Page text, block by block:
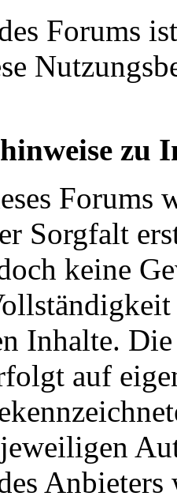
Forums
zu
Forums
Sorgfalt
keine
Inhalte.
auf
Anbieters